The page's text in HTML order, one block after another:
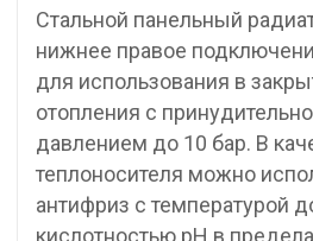
Стальной панельный
нижнее правое
для использования в
отопления с
давлением до 10 бар. В
теплоносителя можно
антифриз с температурой
кислотностью pH в